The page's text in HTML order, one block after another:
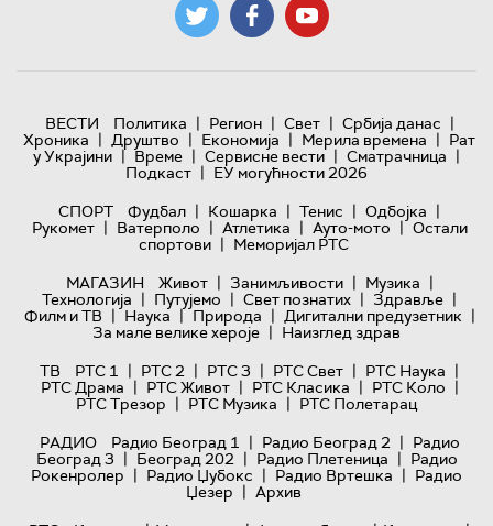
ВЕСТИ Политика | Регион | Свет | Србија данас |
Хроника | Друштво | Економија | Мерила времена | Рат
у Украјини | Време | Сервисне вести | Сматрачница |
Подкаст | ЕУ могућности 2026
СПОРТ
Фудбал | Кошарка | Тенис | Одбојка |
Рукомет | Ватерполо | Атлетика | Ауто-мото | Остали
спортови | Меморијал РТС
МАГАЗИН
Живот | Занимљивости | Музика |
Технологијa | Путујемо | Свет познатих | Здравље |
Филм и ТВ | Наука | Природа | Дигитални предузетник |
За мале велике хероје | Наизглед здрав
ТВ
РТС 1 | РТС 2 | РТС 3 | РТС Свет | РТС Наука |
РТС Драма | РТС Живот | РТС Класика | РТС Коло |
РТС Трезор | РТС Музика | РТС Полетарац
РАДИО
Радио Београд 1 | Радио Београд 2 | Радио
Београд 3 | Београд 202 | Радио Плетеница | Радио
Рокенролер | Радио Џубокс | Радио Вртешка | Радио
Џезер | Архив